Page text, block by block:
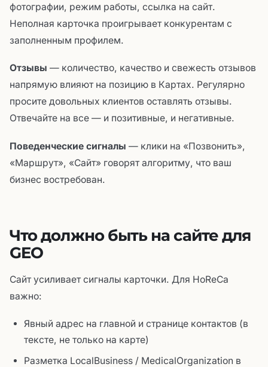
фотографии, режим работы, ссылка на сайт.
Неполная карточка проигрывает конкурентам с
заполненным профилем.
Отзывы — количество, качество и свежесть отзывов
напрямую влияют на позицию в Картах. Регулярно
просите довольных клиентов оставлять отзывы.
Отвечайте на все — и позитивные, и негативные.
Поведенческие сигналы — клики на «Позвонить»,
«Маршрут», «Сайт» говорят алгоритму, что ваш
бизнес востребован.
Что должно быть на сайте для
GEO
Сайт усиливает сигналы карточки. Для HoReCa
важно:
Явный адрес на главной и странице контактов (в
тексте, не только на карте)
Разметка LocalBusiness / MedicalOrganization в